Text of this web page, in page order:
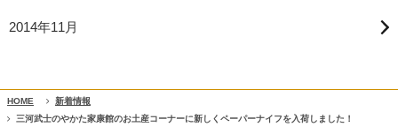
2014年11月
HOME
新着情報
三河武士のやかた家康館のお土産コーナーに新しくペーパーナイフを入荷しました！